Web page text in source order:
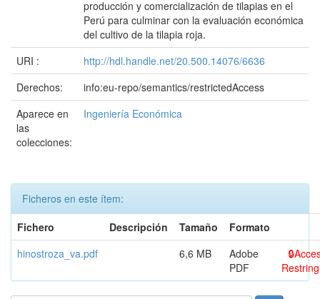
producción y comercialización de tilapias en el
Perú para culminar con la evaluación económica
del cultivo de la tilapia roja.
URI :
http://hdl.handle.net/20.500.14076/6636
Derechos:
info:eu-repo/semantics/restrictedAccess
Aparece en
las
colecciones:
Ingeniería Económica
Ficheros en este ítem:
Fichero
Descripción Tamaño
Formato
hinostroza_va.pdf
6,6 MB
Adobe
PDF